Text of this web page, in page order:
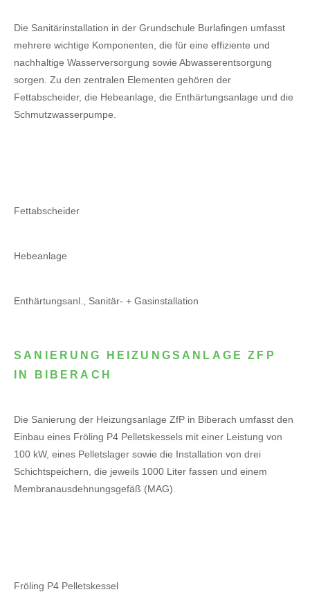
Die Sanitärinstallation in der Grundschule Burlafingen umfasst
mehrere wichtige Komponenten, die für eine effiziente und
nachhaltige Wasserversorgung sowie Abwasserentsorgung
sorgen. Zu den zentralen Elementen gehören der
Fettabscheider, die Hebeanlage, die Enthärtungsanlage und die
Schmutzwasserpumpe.
Fettabscheider
Hebeanlage
Enthärtungsanl., Sanitär- + Gasinstallation
SANIERUNG HEIZUNGSANLAGE ZFP
IN BIBERACH
Die Sanierung der Heizungsanlage ZfP in Biberach umfasst den
Einbau eines Fröling P4 Pelletskessels mit einer Leistung von
100 kW, eines Pelletslager sowie die Installation von drei
Schichtspeichern, die jeweils 1000 Liter fassen und einem
Membranausdehnungsgefäß (MAG).
Fröling P4 Pelletskessel